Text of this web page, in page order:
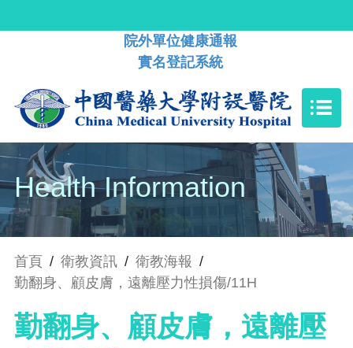
院外單位健康通報
實名登記系統
Health Information
首頁 / 衛教資訊 / 衛教海報 /
勤翻身、顧皮膚，遠離壓力性損傷/11H
勤翻身、顧皮膚，遠離壓